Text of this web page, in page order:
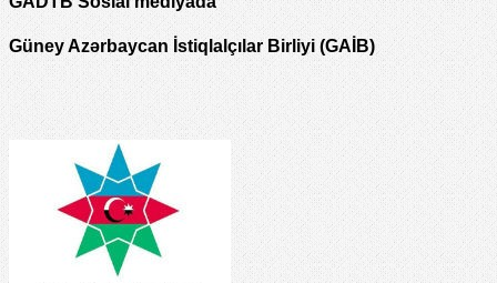
Güney Azərbaycan İstiqlalçılar Birliyi (GAİB)